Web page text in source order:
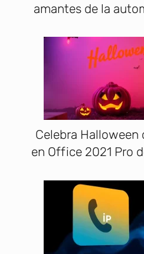
amantes de la
Celebra
en Office 2021 Pro